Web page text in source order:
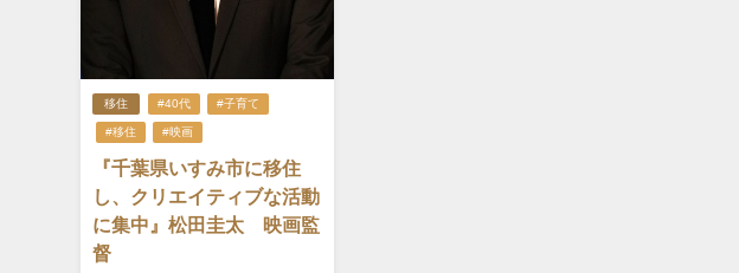
移住 #40代 #子育て
#移住 #映画
『千葉県いすみ市に移住
し、クリエイティブな活動
に集中』松田圭太 映画監
督